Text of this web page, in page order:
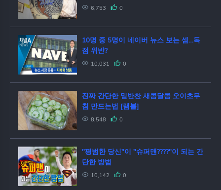
부산경매장
6,753 0
10명 중 5명이 네이버 뉴스 보는 셈…독
점 위반?
10,031 0
진짜 간단한 밑반찬 새콤달콤 오이초무
침 만드는법 [램블]
8,548 0
"평범한 당신"이 "슈퍼맨????"이 되는 간
단한 방법
10,142 0